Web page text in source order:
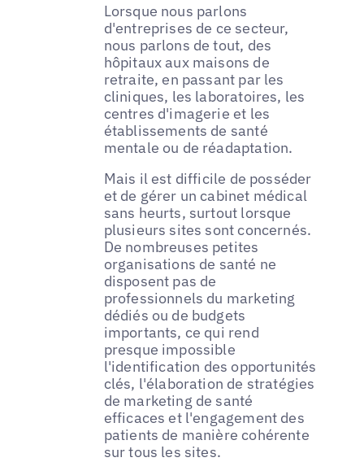
Lorsque nous parlons
d'entreprises de ce secteur,
nous parlons de tout, des
hôpitaux aux maisons de
retraite, en passant par les
cliniques, les laboratoires, les
centres d'imagerie et les
établissements de santé
mentale ou de réadaptation.
Mais il est difficile de posséder
et de gérer un cabinet médical
sans heurts, surtout lorsque
plusieurs sites sont concernés.
De nombreuses petites
organisations de santé ne
disposent pas de
professionnels du marketing
dédiés ou de budgets
importants, ce qui rend
presque impossible
l'identification des opportunités
clés, l'élaboration de stratégies
de marketing de santé
efficaces et l'engagement des
patients de manière cohérente
sur tous les sites.